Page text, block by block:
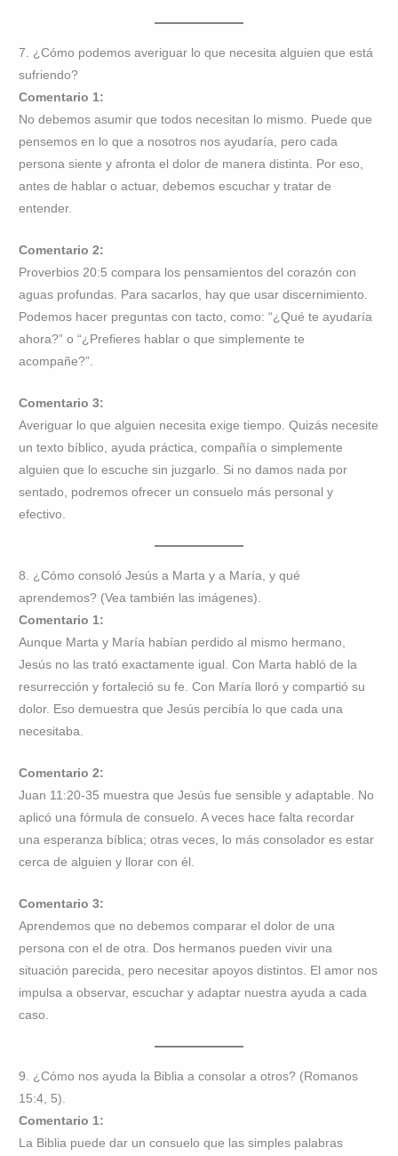
7. ¿Cómo podemos averiguar lo que necesita alguien que está
sufriendo?
Comentario 1:
No debemos asumir que todos necesitan lo mismo. Puede que
pensemos en lo que a nosotros nos ayudaría, pero cada
persona siente y afronta el dolor de manera distinta. Por eso,
antes de hablar o actuar, debemos escuchar y tratar de
entender.
Comentario 2:
Proverbios 20:5 compara los pensamientos del corazón con
aguas profundas. Para sacarlos, hay que usar discernimiento.
Podemos hacer preguntas con tacto, como: “¿Qué te ayudaría
ahora?” o “¿Prefieres hablar o que simplemente te
acompañe?”.
Comentario 3:
Averiguar lo que alguien necesita exige tiempo. Quizás necesite
un texto bíblico, ayuda práctica, compañía o simplemente
alguien que lo escuche sin juzgarlo. Si no damos nada por
sentado, podremos ofrecer un consuelo más personal y
efectivo.
8. ¿Cómo consoló Jesús a Marta y a María, y qué
aprendemos? (Vea también las imágenes).
Comentario 1:
Aunque Marta y María habían perdido al mismo hermano,
Jesús no las trató exactamente igual. Con Marta habló de la
resurrección y fortaleció su fe. Con María lloró y compartió su
dolor. Eso demuestra que Jesús percibía lo que cada una
necesitaba.
Comentario 2:
Juan 11:20-35 muestra que Jesús fue sensible y adaptable. No
aplicó una fórmula de consuelo. A veces hace falta recordar
una esperanza bíblica; otras veces, lo más consolador es estar
cerca de alguien y llorar con él.
Comentario 3:
Aprendemos que no debemos comparar el dolor de una
persona con el de otra. Dos hermanos pueden vivir una
situación parecida, pero necesitar apoyos distintos. El amor nos
impulsa a observar, escuchar y adaptar nuestra ayuda a cada
caso.
9. ¿Cómo nos ayuda la Biblia a consolar a otros? (Romanos
15:4, 5).
Comentario 1:
La Biblia puede dar un consuelo que las simples palabras